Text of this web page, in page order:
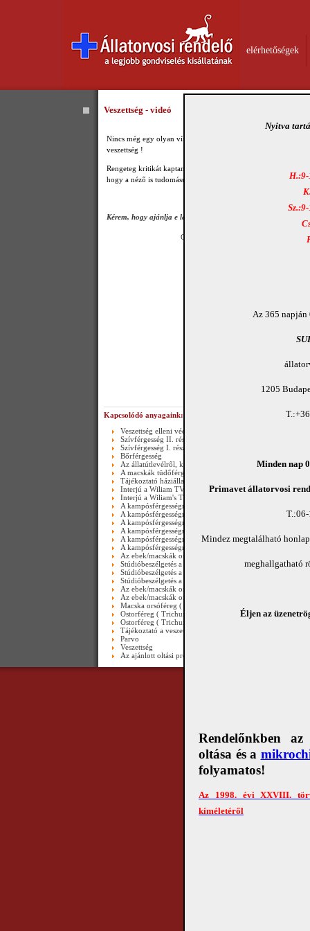
Nyitva
H.:9-
Az 365 napján
1205
Minden nap
Primavet állatorvosi
Mindez megtalálható
meghallgatható
Éljen az
Rendelőnkben az
oltása és a
folyamatos!
Az 1998. évi XXVIII.
kíméletéről
elérhetőségek
Veszettség - videó
Nincs még egy olyan vírus okozta betegség , mely annyira
veszettség !
Rengeteg kritikát kaptam e videoklip miatt ! Tudomásul
hogy a néző is tudomásul vegye : E kisfilm minden szava
Kérem, hogy ajánlja e lapot ismerőseinek !
Get the Flash Player
Kapcsolódó anyagaink:
Veszettség elleni védőoltás
Szívférgesség II. rész
Szívférgesség I. rész
Bőrférgesség
Az állatútlevélről, külföldi utazások feltételeiről
A macskák tüdőférgessége II. rész(Happy end)-video
Tájékoztató háziállataink bőrférgességéről és
Interjú a Wiliam TV-ben (II. rész)
Interjú a Wiliam's TV-ben ( I. rész )
A kampósférgességről (Ancylostomosis) III. rész
A kampósférgességről (Ancylostomosis) III. rész_video
A kampósférgességről (Ancylostomosis) II. rész_video
A kampósférgességről (Ancylostomosis) II. rész
A kampósférgességről (Ancylostomosis) I. rész_video
A kampósférgességről (Ancylostomosis) I. rész
Az ebek/macskák orsóférgességéről III. rész - video
Stúdióbeszélgetés a veszettségről 2005-ben III. rész (
Stúdióbeszélgetés a veszettségről 2005-ben II. rész ( máig
Stúdióbeszélgetés a veszettségről 2005-ben I.rész ( máig
Az ebek/macskák orsóférgességéről ( II.rész ) - video
Az ebek/macskák orsóférgességéről ( I. rész ) - video
Macska orsóféreg ( Toxocara cati ) lárvája-videó
Ostorféreg ( Trichuris trichiura ) emberi vastagbélben-
Ostorféreg ( Trichuris trichiura ) endoszkóppal-videó
Tájékoztató a veszettség elleni oltásról
Parvo
Veszettség
Az ajánlott oltási programról